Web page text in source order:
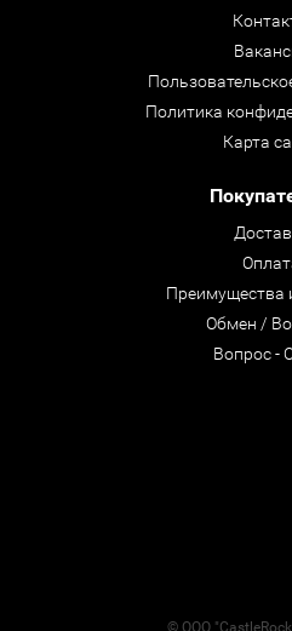
Политика
Карта
Преимущества
Обмен /
Вопрос -